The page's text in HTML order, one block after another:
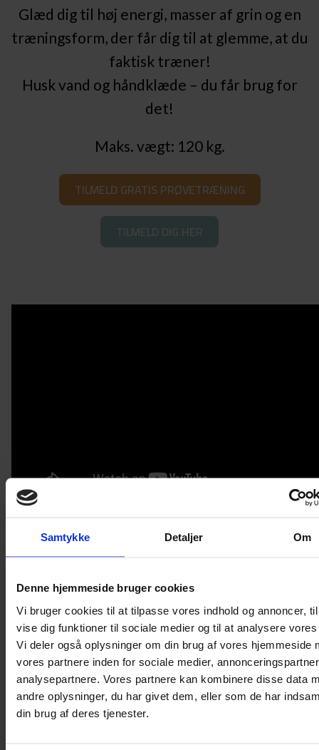
Samtykke Detaljer Om
Denne hjemmeside bruger cookies
Vi bruger cookies til at tilpasse vores indhold og annoncer,
vise dig funktioner til sociale medier og til at analysere
Vi deler også oplysninger om din brug af vores hjemmeside
vores partnere inden for sociale medier,
analysepartnere. Vores partnere kan kombinere disse data
andre oplysninger, du har givet dem, eller som de har
din brug af deres tjenester.
Glæd dig til høj energi, masser af grin og en
træningsform, der får dig til at glemme, at du
faktisk træner!
Husk vand og håndklæde – du får brug for
det!
Maks. vægt: 120 kg.
TILMELD GRATIS PRØVETRÆNING
TILMELD DIG HER
Hvad koster det?
Alle medlemsskaber (pånær Part time) giver
adgang til fri holdtræning.
Tilmelding